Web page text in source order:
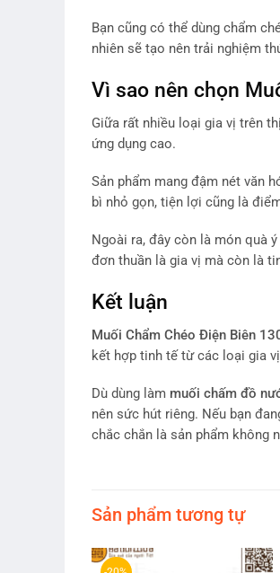
Bạn cũng có thể dùng chẩm
nhiên sẽ tạo nên trải nghiệm
Vì sao nên chọn
Giữa rất nhiều loại gia vị trên
ứng dụng cao.
Sản phẩm mang đậm nét văn
bì nhỏ gọn, tiện lợi cũng là
Ngoài ra, đây còn là món quà
đơn thuần là gia vị mà còn là
Kết luận
Muối Chẩm Chéo Điện Biên
kết hợp tinh tế từ các loại gia
Dù dùng làm muối chấm đồ
nên sức hút riêng. Nếu bạn
chắc chắn là sản phẩm không
Sản phẩm tương tự